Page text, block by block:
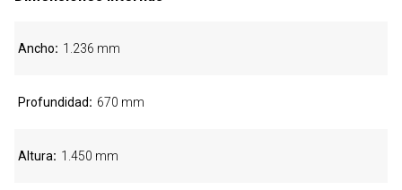
Ancho 1.236 mm
Profundidad 670 mm
Altura 1.450 mm